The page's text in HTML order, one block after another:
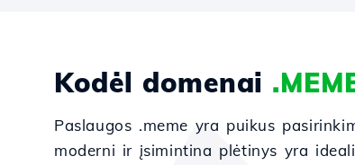
Kodėl domenai
Paslaugos .meme yra puikus
moderni ir įsimintina plėtinys yra